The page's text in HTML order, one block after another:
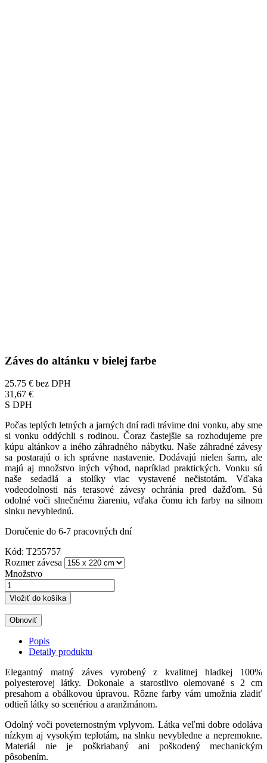
Záves do altánku v bielej farbe
25.75 € bez DPH
31,67 €
S DPH
Počas teplých letných a jarných dní radi trávime dni vonku, aby sme
si vonku oddýchli s rodinou. Čoraz častejšie sa rozhodujeme pre
kúpu altánkov a iného záhradného nábytku. Naše záhradné závesy
sa postarajú o ich správne nastavenie. Dodávajú nielen šarm, ale
majú aj množstvo iných výhod, napríklad praktických. Vonku sú
naše sedadlá a stolíky viac vystavené nečistotám. Vďaka
vodeodolnosti nás terasové závesy ochránia pred dažďom. Sú
odolné voči slnečnému žiareniu, vďaka čomu ich farby na silnom
slnku nevyblednú.
Doručenie do 6-7 pracovných dní
Kód: T255757
Rozmer závesa
Množstvo
Vložiť do košíka
Popis
Detaily produktu
Elegantný matný záves vyrobený z kvalitnej hladkej 100%
polyesterovej látky. Dokonale a starostlivo olemované s 2 cm
presahom a obálkovou úpravou. Rôzne farby vám umožnia zladiť
odtieň látky so scenériou a aranžmánom.
Odolný voči poveternostným vplyvom. Látka veľmi dobre odoláva
nízkym aj vysokým teplotám, na slnku nevybledne a nepremokne.
Materiál nie je poškriabaný ani poškodený mechanickým
pôsobením.